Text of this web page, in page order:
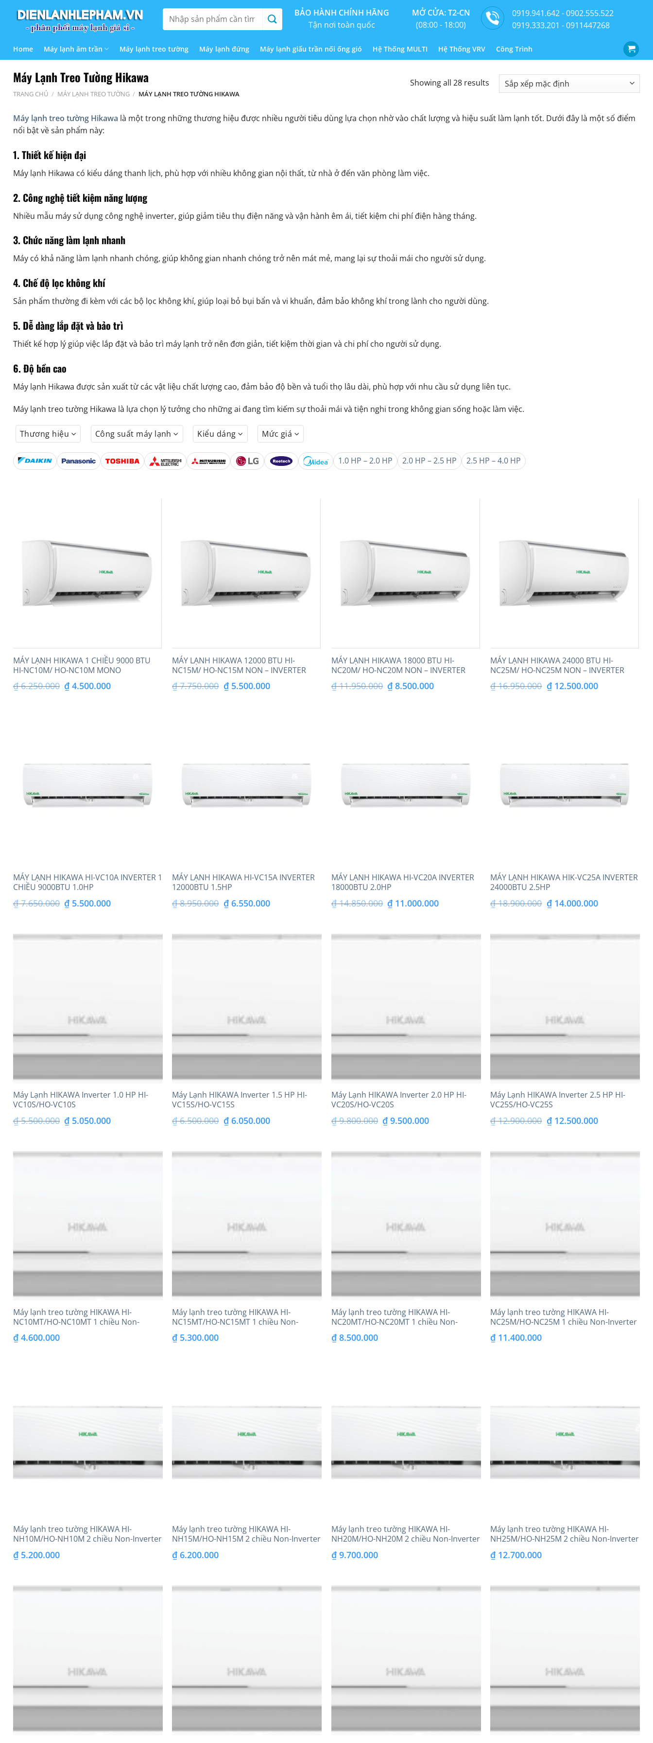
kiếm:
BẢO HÀNH CHÍNH HÃNG
Tận nơi toàn quốc
MỞ CỬA: T2-CN
(08:00 - 18:00)
0919.941.642 - 0902.555.522
0919.333.201 - 0911447268
Home Máy lạnh âm trần Máy lạnh treo tường Máy lạnh đứng Máy lạnh giấu trần nối ống gió Hệ Thống MULTI Hệ Thống VRV Công Trình
Máy Lạnh Treo Tường Hikawa
TRANG CHỦ / MÁY LẠNH TREO TƯỜNG / MÁY LẠNH TREO TƯỜNG HIKAWA
Showing all 28 results
Máy lạnh treo tường Hikawa là một trong những thương hiệu được nhiều người tiêu dùng lựa chọn nhờ vào chất lượng và hiệu suất làm lạnh tốt. Dưới đây là một số điểm
nổi bật về sản phẩm này:
1. Thiết kế hiện đại
Máy lạnh Hikawa có kiểu dáng thanh lịch, phù hợp với nhiều không gian nội thất, từ nhà ở đến văn phòng làm việc.
2. Công nghệ tiết kiệm năng lượng
Nhiều mẫu máy sử dụng công nghệ inverter, giúp giảm tiêu thụ điện năng và vận hành êm ái, tiết kiệm chi phí điện hàng tháng.
3. Chức năng làm lạnh nhanh
Máy có khả năng làm lạnh nhanh chóng, giúp không gian nhanh chóng trở nên mát mẻ, mang lại sự thoải mái cho người sử dụng.
4. Chế độ lọc không khí
Sản phẩm thường đi kèm với các bộ lọc không khí, giúp loại bỏ bụi bẩn và vi khuẩn, đảm bảo không khí trong lành cho người dùng.
5. Dễ dàng lắp đặt và bảo trì
Thiết kế hợp lý giúp việc lắp đặt và bảo trì máy lạnh trở nên đơn giản, tiết kiệm thời gian và chi phí cho người sử dụng.
6. Độ bền cao
Máy lạnh Hikawa được sản xuất từ các vật liệu chất lượng cao, đảm bảo độ bền và tuổi thọ lâu dài, phù hợp với nhu cầu sử dụng liên tục.
Máy lạnh treo tường Hikawa là lựa chọn lý tưởng cho những ai đang tìm kiếm sự thoải mái và tiện nghi trong không gian sống hoặc làm việc.
Thương hiệu Công suất máy lạnh Kiểu dáng Mức giá
1.0 HP – 2.0 HP 2.0 HP – 2.5 HP 2.5 HP – 4.0 HP
MÁY LẠNH HIKAWA 1 CHIỀU 9000 BTU
HI-NC10M/ HO-NC10M MONO
₫6.250.000 Giá
₫ 4.500.000Giá
MÁY LẠNH HIKAWA 12000 BTU HI-
NC15M/ HO-NC15M NON – INVERTER
₫7.750.000 Giá
₫5.500.000Giá
MÁY LẠNH HIKAWA 18000 BTU HI-
NC20M/ HO-NC20M NON – INVERTER
₫11.950.000 Giá
₫ 8.500.000Giá
MÁY LẠNH HIKAWA 24000 BTU HI-
NC25M/ HO-NC25M NON – INVERTER
₫16.950.000 Giá
₫12.500.000Giá
MÁY LẠNH HIKAWA HI-VC10A INVERTER 1
CHIỀU 9000BTU 1.0HP
₫7.650.000 Giá
là:
₫ 5.500.000Giá
tại
MÁY LẠNH HIKAWA HI-VC15A INVERTER
12000BTU 1.5HP
₫8.950.000 Giá
là:
₫6.550.000Giá
tại
MÁY LẠNH HIKAWA HI-VC20A INVERTER
18000BTU 2.0HP
₫14.850.000 Giá
là:
₫ 11.000.000Giá
tại
MÁY LẠNH HIKAWA HIK-VC25A INVERTER
24000BTU 2.5HP
₫18.900.000 Giá
là:
₫14.000.000Giá
tại
Máy Lạnh HIKAWA Inverter 1.0 HP HI-
VC10S/HO-VC10S
₫5.500.000 Giá
là:
₫ 5.050.000Giá
tại
Máy Lạnh HIKAWA Inverter 1.5 HP HI-
VC15S/HO-VC15S
₫6.500.000 Giá
là:
₫6.050.000Giá
tại
Máy Lạnh HIKAWA Inverter 2.0 HP HI-
VC20S/HO-VC20S
₫9.800.000 Giá
là:
₫ 9.500.000Giá
tại
Máy Lạnh HIKAWA Inverter 2.5 HP HI-
VC25S/HO-VC25S
₫12.900.000 Giá
là:
₫12.500.000Giá
tại
Máy lạnh treo tường HIKAWA HI-
NC10MT/HO-NC10MT 1 chiều Non-
Inverter
₫4.600.000
Máy lạnh treo tường HIKAWA HI-
NC15MT/HO-NC15MT 1 chiều Non-
Inverter
₫ 5.300.000
Máy lạnh treo tường HIKAWA HI-
NC20MT/HO-NC20MT 1 chiều Non-
Inverter
₫8.500.000
Máy lạnh treo tường HIKAWA HI-
NC25M/HO-NC25M 1 chiều Non-Inverter
₫ 11.400.000
Máy lạnh treo tường HIKAWA HI-
NH10M/HO-NH10M 2 chiều Non-Inverter
₫5.200.000
Máy lạnh treo tường HIKAWA HI-
NH15M/HO-NH15M 2 chiều Non-Inverter
₫ 6.200.000
Máy lạnh treo tường HIKAWA HI-
NH20M/HO-NH20M 2 chiều Non-Inverter
₫9.700.000
Máy lạnh treo tường HIKAWA HI-
NH25M/HO-NH25M 2 chiều Non-Inverter
₫ 12.700.000